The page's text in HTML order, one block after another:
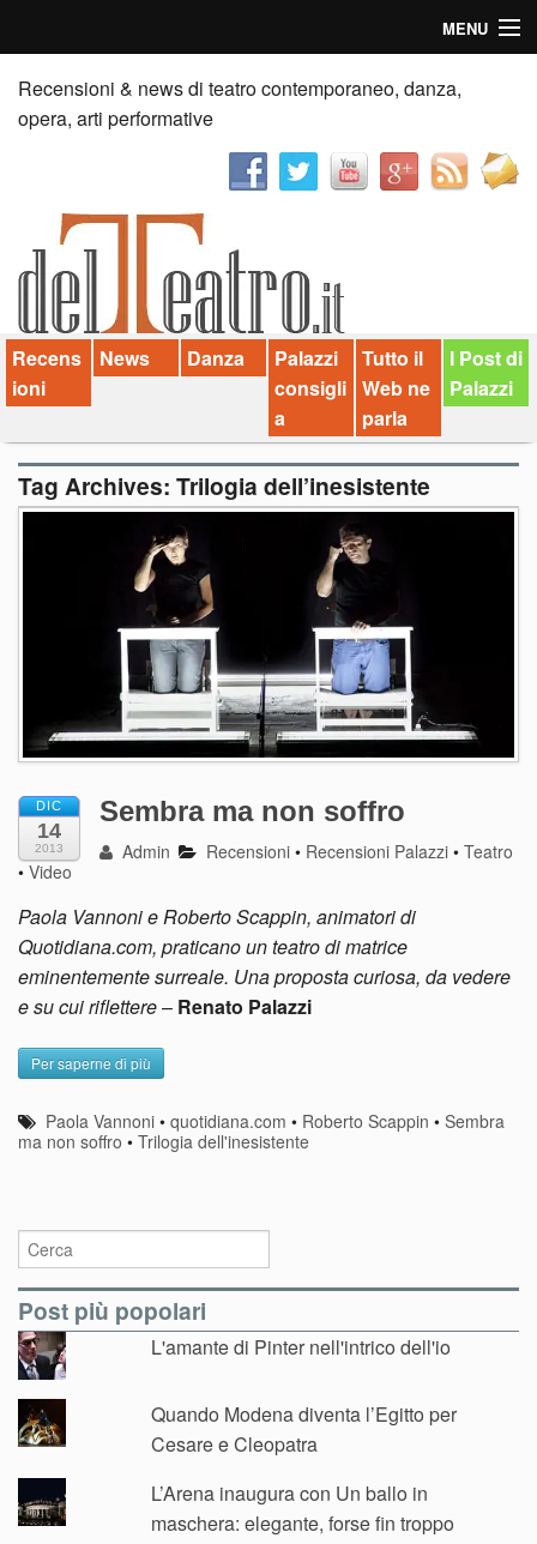
MENU
Home
Recensioni
News
Palazzi consiglia
Video
Chi siamo
Contatti
Recensioni & news di teatro contemporaneo, danza,
opera, arti performative
Recens
ioni
News Danza
Palazzi
consigli
a
Tutto il
Web ne
parla
I Post di
Palazzi
Tag Archives: Trilogia dell’inesistente
DIC
14
2013
Sembra ma non soffro
Admin Recensioni • Recensioni Palazzi •Teatro
• Video
Paola Vannoni e Roberto Scappin, animatori di
Quotidiana.com, praticano un teatro di matrice
eminentemente surreale. Una proposta curiosa, da vedere
e su cui riflettere– Renato Palazzi
Per saperne di più
Paola Vannoni •quotidiana.com • Roberto Scappin •Sembra
ma non soffro • Trilogia dell'inesistente
Post più popolari
L'amante di Pinter nell'intrico dell'io
Quando Modena diventa l’Egitto per
Cesare e Cleopatra
L’Arena inaugura con Un ballo in
maschera: elegante, forse fin troppo